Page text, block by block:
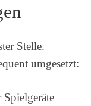
Stelle.
umgesetzt: